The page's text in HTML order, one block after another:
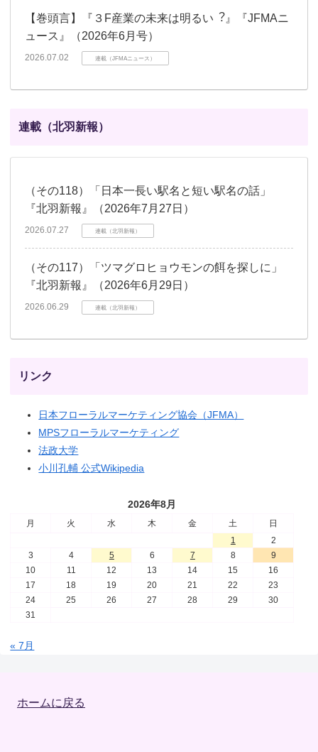
【巻頭言】『３F産業の未来は明るい︖』『JFMAニ
ュース』（2026年6月号）
2026.07.02 連載（JFMAニュース）
連載（北羽新報）
（その118）「日本一長い駅名と短い駅名の話」
『北羽新報』（2026年7月27日）
2026.07.27 連載（北羽新報）
（その117）「ツマグロヒョウモンの餌を探しに」
『北羽新報』（2026年6月29日）
2026.06.29 連載（北羽新報）
リンク
日本フローラルマーケティング協会（JFMA）
MPSフローラルマーケティング
法政大学
小川孔輔 公式Wikipedia
2026年8月
月 火 水 木 金 土
日
1
2
3
4 5 6 7 8
9
10
11 12 13 14 15
16
17
18 19 20 21 22
23
24
25 26 27 28 29
30
31
« 7月
ホームに戻る